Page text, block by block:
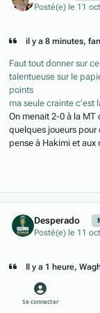
Posté(e) le 11
il y a 8 minutes,
Faut tout donner sur
talentueuse sur le
points
ma seule crainte c’est
On menait 2-0 à la MT
quelques joueurs pour
pense à Hakimi et aux
Desperado
Posté(e) le 11
Il y a 1 heure,
Le Sily national est
Selon le programme
Se connecter